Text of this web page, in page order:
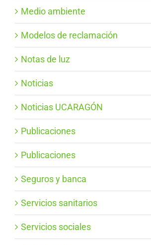
Medio ambiente
Modelos de reclamación
Notas de luz
Noticias
Noticias UCARAGÓN
Publicaciones
Publicaciones
Seguros y banca
Servicios sanitarios
Servicios sociales